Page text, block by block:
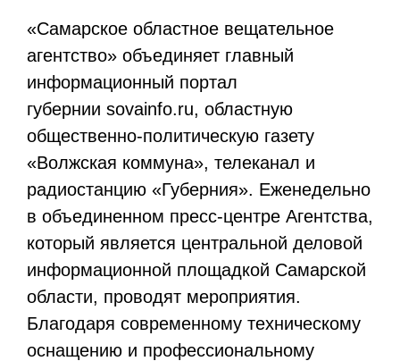
«Самарское областное вещательное
агентство» объединяет главный
информационный портал
губернии sovainfo.ru, областную
общественно-политическую газету
«Волжская коммуна», телеканал и
радиостанцию «Губерния». Еженедельно
в объединенном пресс-центре Агентства,
который является центральной деловой
информационной площадкой Самарской
области, проводят мероприятия.
Благодаря современному техническому
оснащению и профессиональному